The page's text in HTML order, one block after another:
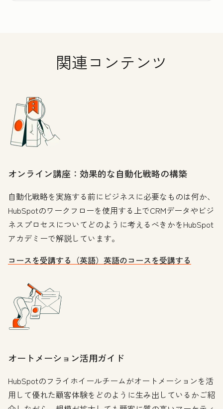
関連コンテンツ
オンライン講座：効果的な自動化戦略の構築
自動化戦略を実施する前にビジネスに必要なものは何か、
HubSpotのワークフローを使用する上でCRMデータやビジ
ネスプロセスについてどのように考えるべきかをHubSpot
アカデミーで解説しています。
コースを受講する（英語） 英語のコースを受講する
オートメーション活用ガイド
HubSpotのフライホイールチームがオートメーションを活
用して優れた顧客体験をどのように生み出しているかご紹